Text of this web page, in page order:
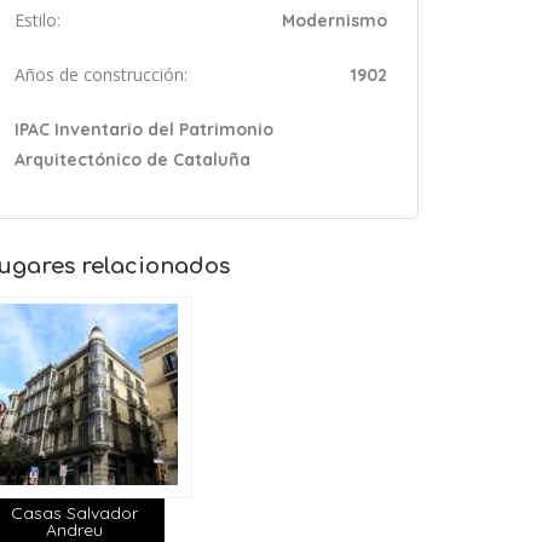
Estilo: Modernismo
Años de construcción: 1902
IPAC Inventario del Patrimonio
Arquitectónico de Cataluña
relacionados
Casas Salvador
Andreu